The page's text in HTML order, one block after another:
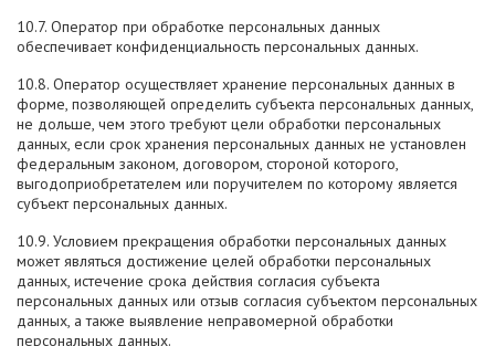
10.7. Оператор при обработке персональных данных
обеспечивает конфиденциальность персональных данных.
10.8. Оператор осуществляет хранение персональных данных в
форме, позволяющей определить субъекта персональных данных,
не дольше, чем этого требуют цели обработки персональных
данных, если срок хранения персональных данных не установлен
федеральным законом, договором, стороной которого,
выгодоприобретателем или поручителем по которому является
субъект персональных данных.
10.9. Условием прекращения обработки персональных данных
может являться достижение целей обработки персональных
данных, истечение срока действия согласия субъекта
персональных данных или отзыв согласия субъектом персональных
данных, а также выявление неправомерной обработки
персональных данных.